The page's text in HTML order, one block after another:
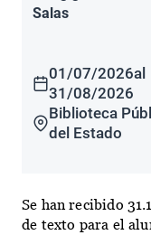
Salas
01/07/2026al
31/08/2026
Biblioteca
del Estado
Se han recibido
de texto para el